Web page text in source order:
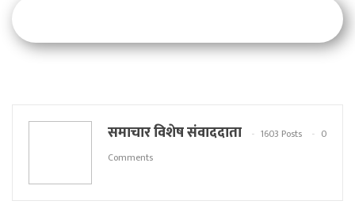
समाचार विशेष संवाददाता 1603 Posts
0
Comments